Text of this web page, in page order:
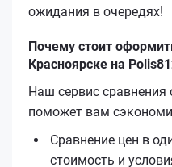
ожидания в очередях!
Почему стоит
Красноярске на
Наш сервис
поможет вам
Сравнение цен в
стоимость и